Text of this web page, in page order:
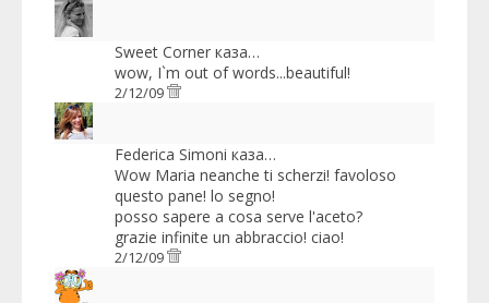
Sweet Corner каза…
wow, I`m out of words...beautiful!
2/12/09
Federica Simoni каза…
Wow Maria neanche ti scherzi! favoloso
questo pane! lo segno!
posso sapere a cosa serve l'aceto?
grazie infinite un abbraccio! ciao!
2/12/09